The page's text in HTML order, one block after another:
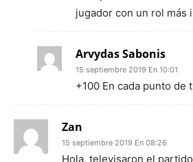
jugador con un rol más
Arvydas Sabonis
15 septiembre 2019 En 10:01
+100 En cada punto de
Zan
15 septiembre 2019 En 08:26
Hola, televisaron el